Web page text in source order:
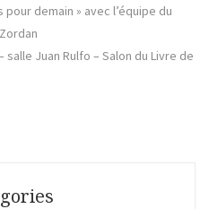
demain » avec l’équipe du
salle Juan Rulfo – Salon du Livre de